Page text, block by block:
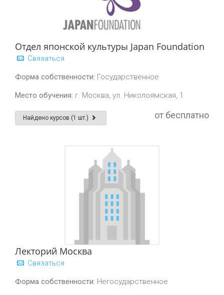
Отдел японской культуры Japan Foundation
Связаться
Форма собственности: Государственное
Место обучения: г. Москва, ул. Николоямская, 1
Найдено курсов (1 шт.) от бесплатно
Лекторий Москва
Связаться
Форма собственности: Негосударственное